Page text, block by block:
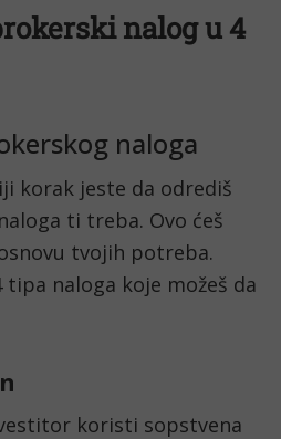
nalog u 4
naloga
korak jeste da odrediš
ti treba. Ovo ćeš
tvojih potreba.
naloga koje možeš da
koristi sopstvena